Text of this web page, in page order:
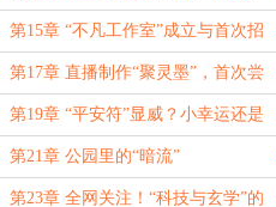
合同”
第15章 “不凡工作室”成立与首次招
募（粉丝福利）
第17章 直播制作“聚灵墨”，首次尝
试“画符”
第19章 “平安符”显威？小幸运还是
真灵验？
第21章 公园里的“暗流”
第23章 全网关注！“科技与玄学”的